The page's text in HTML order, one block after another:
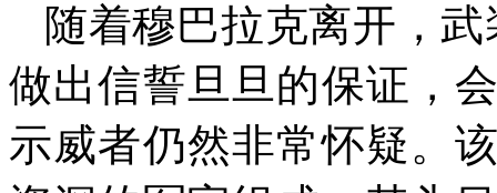
随着穆巴拉克离开，
做出信誓旦旦的保证，
示威者仍然非常怀疑。